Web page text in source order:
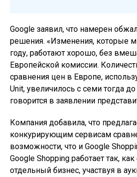
Google заявил, что намерен
решения. «Изменения, которые
году, работают хорошо, без
Европейской комиссии.
сравнения цен в Европе,
Unit, увеличилось с семи тогда
говорится в заявлении
Компания добавила, что
конкурирующим сервисам
возможности, что и Google
Google Shopping работает так,
отдельный бизнес, участвуя в